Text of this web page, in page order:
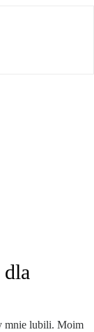
dla
mnie lubili. Moim